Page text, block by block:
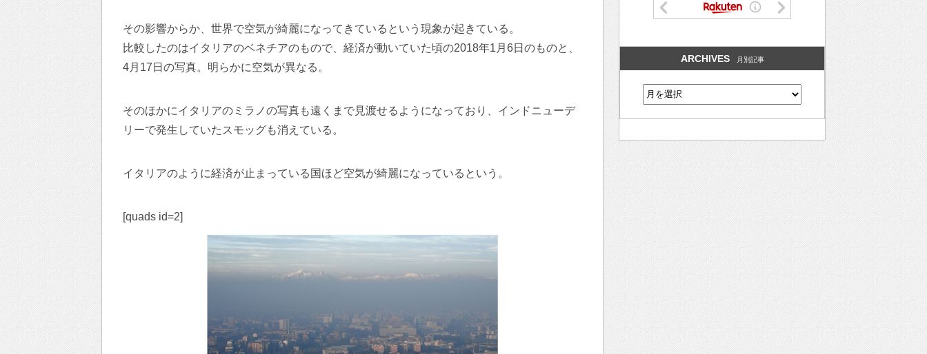
その影響からか、世界で空気が綺麗になってきているという現象が起きている。
比較したのはイタリアのベネチアのもので、経済が動いていた頃の2018年1月6日のものと、
4月17日の写真。明らかに空気が異なる。
そのほかにイタリアのミラノの写真も遠くまで見渡せるようになっており、インドニューデ
リーで発生していたスモッグも消えている。
イタリアのように経済が止まっている国ほど空気が綺麗になっているという。
[quads id=2]
ARCHIVES 月別記事